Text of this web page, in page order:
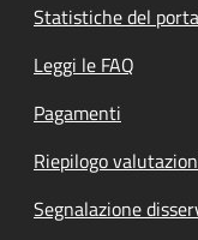
Statistiche del
Leggi le FAQ
Pagamenti
Riepilogo
Segnalazione